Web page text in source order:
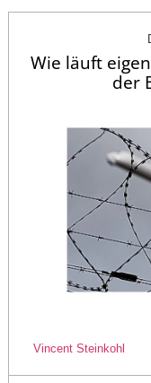
Wie läuft
der
Vincent Steinkohl